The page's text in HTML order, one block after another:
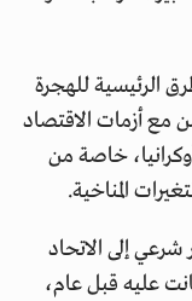
الرئيسية للهجرة
مع أزمات الاقتصاد
خاصة من
المناخية.
إلى الاتحاد
على ما كانت عليه قبل عام،